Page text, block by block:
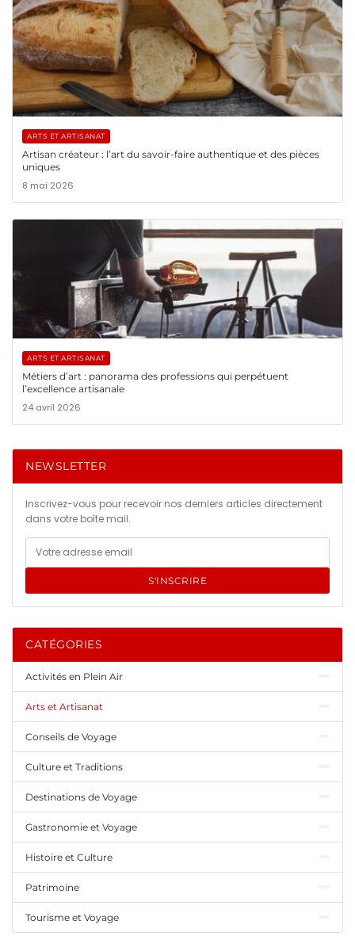
ARTS ET ARTISANAT
Artisan créateur : l’art du savoir-faire authentique et des pièces
uniques
8 mai 2026
ARTS ET ARTISANAT
Métiers d’art : panorama des professions qui perpétuent
l’excellence artisanale
24 avril 2026
NEWSLETTER
Inscrivez-vous pour recevoir nos derniers articles directement
dans votre boîte mail.
S'INSCRIRE
CATÉGORIES
Activités en Plein Air
Arts et Artisanat
Conseils de Voyage
Culture et Traditions
Destinations de Voyage
Gastronomie et Voyage
Histoire et Culture
Patrimoine
Tourisme et Voyage